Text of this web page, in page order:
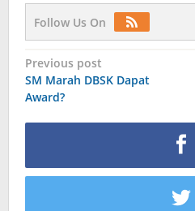
Follow Us On
Post
navigation
Previous post
SM Marah DBSK Dapat
Award?